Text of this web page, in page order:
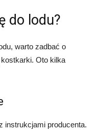
do lodu?
warto zadbać o
Oto kilka
instrukcjami producenta.